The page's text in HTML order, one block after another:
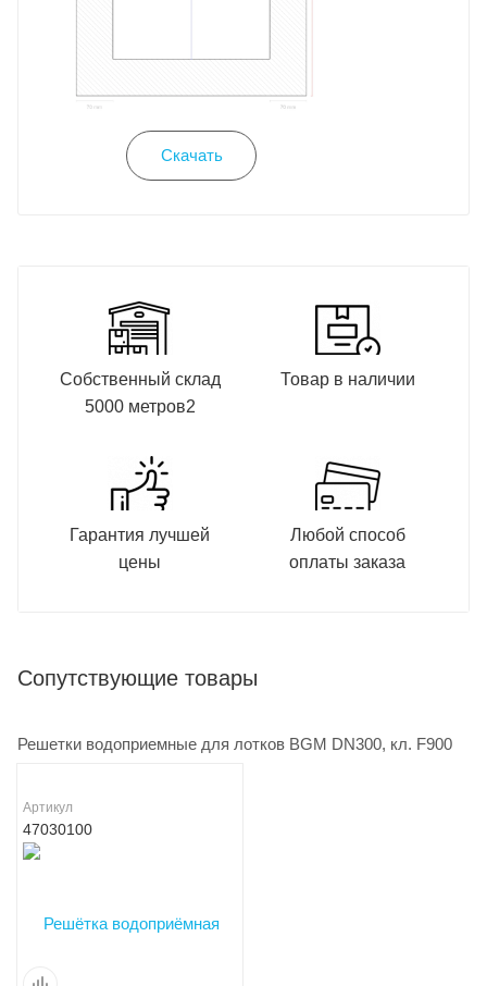
Скачать
Собственный склад
5000 метров2
Товар в наличии
Гарантия лучшей
цены
Любой способ
оплаты заказа
Сопутствующие товары
Решетки водоприемные для лотков BGM DN300, кл. F900
Артикул
47030100